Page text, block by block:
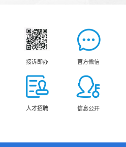
接诉即办 官方微信
人才招聘 信息公开